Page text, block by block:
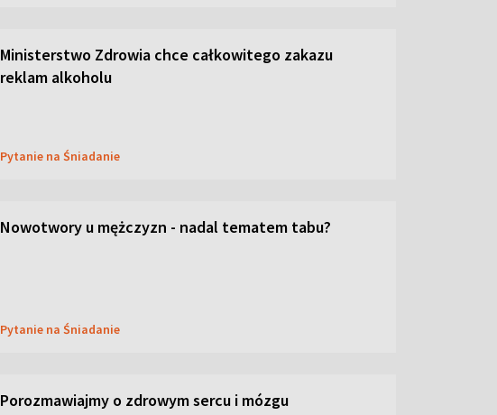
Ministerstwo Zdrowia chce całkowitego zakazu
reklam alkoholu
Pytanie na Śniadanie
Nowotwory u mężczyzn - nadal tematem tabu?
Pytanie na Śniadanie
Porozmawiajmy o zdrowym sercu i mózgu